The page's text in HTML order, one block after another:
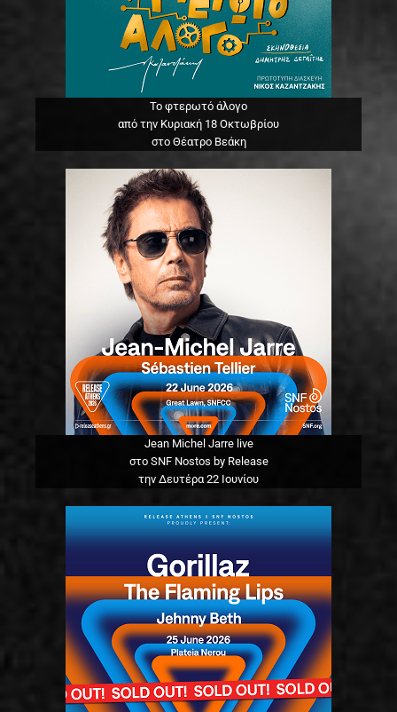
Το φτερωτό άλογο
από την Κυριακή 18 Οκτωβρίου
στο Θέατρο Βεάκη
Jean Michel Jarre live
στο SNF Nostos by Release
την Δευτέρα 22 Ιουνίου